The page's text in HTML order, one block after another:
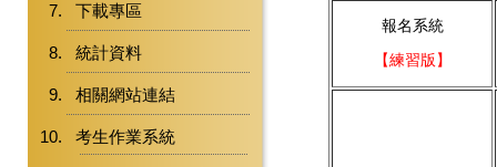
下載專區
統計資料
相關網站連結
考生作業系統
報名系統
【練習版】